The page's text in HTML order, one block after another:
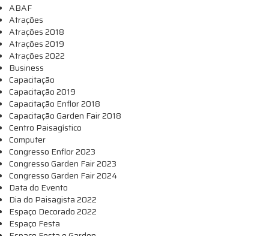
ABAF
Atrações
Atrações 2018
Atrações 2019
Atrações 2022
Business
Capacitação
Capacitação 2019
Capacitação Enflor 2018
Capacitação Garden Fair 2018
Centro Paisagístico
Computer
Congresso Enflor 2023
Congresso Garden Fair 2023
Congresso Garden Fair 2024
Data do Evento
Dia do Paisagista 2022
Espaço Decorado 2022
Espaço Festa